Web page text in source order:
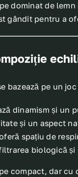
dominat de
gândit pentru a
bazează pe un
dinamism și un
și un aspect
spațiu de
biologică
compact, dar cu